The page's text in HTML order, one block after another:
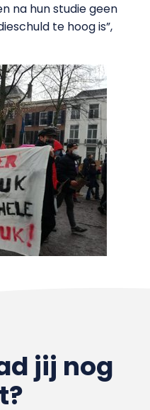
na hun studie geen
te hoog is”,
jij nog